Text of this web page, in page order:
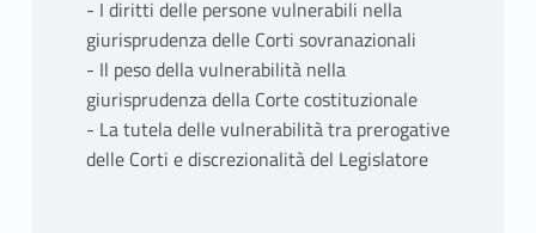
- I diritti delle persone vulnerabili nella
giurisprudenza delle Corti sovranazionali
- Il peso della vulnerabilità nella
giurisprudenza della Corte costituzionale
- La tutela delle vulnerabilità tra prerogative
delle Corti e discrezionalità del Legislatore